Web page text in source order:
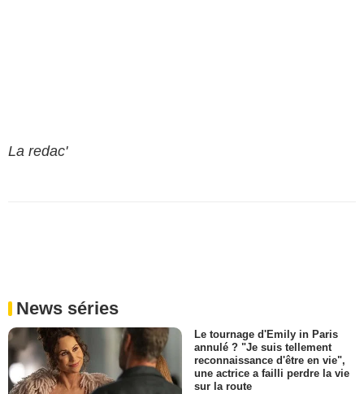
La redac'
News séries
Le tournage d'Emily in Paris
annulé ? "Je suis tellement
reconnaissance d'être en vie",
une actrice a failli perdre la vie
sur la route